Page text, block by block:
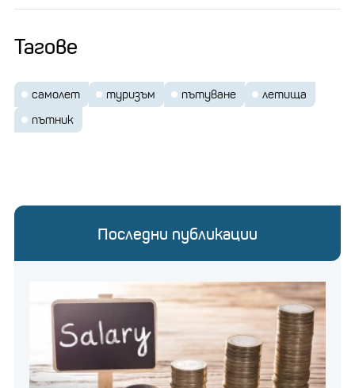
Тагове
самолет туризъм пътуване
летища
пътник
Последни публикации